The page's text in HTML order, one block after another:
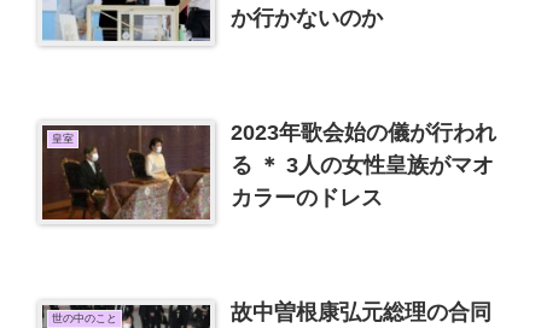
か行かないのか
皇室
2023年歌会始の儀が行われ
る ＊ 3人の女性皇族がマオ
カラーのドレス
世の中のこと 故中曽根康弘元総理の合同